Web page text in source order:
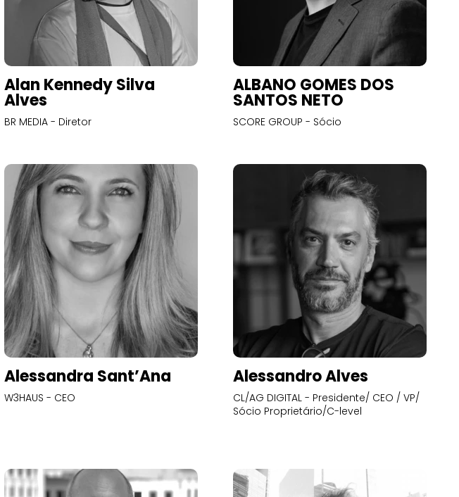
Alan Kennedy Silva
Alves
BR MEDIA - Diretor
ALBANO GOMES DOS
SANTOS NETO
SCORE GROUP - Sócio
Alessandra Sant’Ana
W3HAUS - CEO
Alessandro Alves
CL/AG DIGITAL - Presidente/ CEO / VP/
Sócio Proprietário/C-level